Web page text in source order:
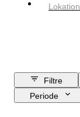
Lokation
Filtre
Periode